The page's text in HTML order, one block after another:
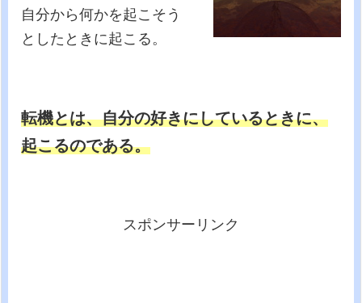
自分から何かを起こそう
としたときに起こる。
転機とは、自分の好きにしているときに、
起こるのである。
スポンサーリンク